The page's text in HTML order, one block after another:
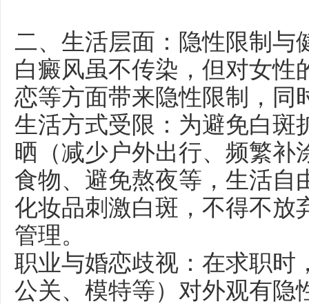
二、生活层面：隐性限制与
白癜风虽不传染，但对女性
恋等方面带来隐性限制，同
生活方式受限：为避免白斑
晒（减少户外出行、频繁补
食物、避免熬夜等，生活自
化妆品刺激白斑，不得不放
管理。
职业与婚恋歧视：在求职时
公关、模特等）对外观有隐